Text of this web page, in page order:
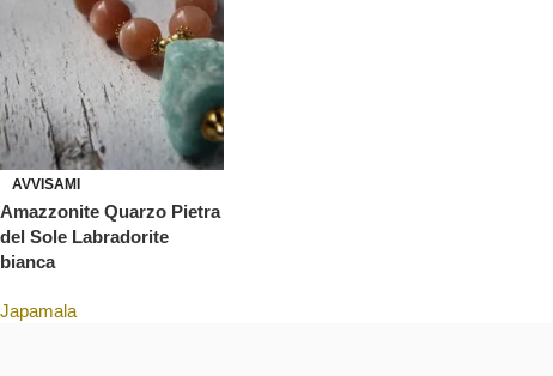
AVVISAMI
Amazzonite Quarzo Pietra
del Sole Labradorite
bianca
Japamala